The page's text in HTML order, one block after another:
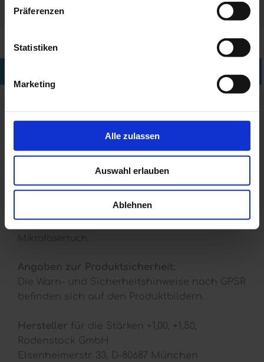
Präferenzen
Statistiken
Marketing
Alle zulassen
Auswahl erlauben
Ablehnen
den Bügeln ), die Glasbreite beträgt 48 mm, die
Glashöhe 22 mm.
Der im Bügel verwendete flexible Kuntststoff PA
schmiegt sich der Kopfform bequem an,
Mikrofasertuch.
Angaben zur Produktsicherheit:
Die Warn- und Sicherheitshinweise nach GPSR
befinden sich auf den Produktbildern.
Hersteller
für die Stärken +1,00, +1,50,
Rodenstock GmbH
Elsenheimerstr. 33, D-80687 München